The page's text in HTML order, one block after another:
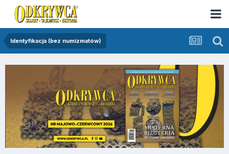
Identyfikacja (bez numizmatów)